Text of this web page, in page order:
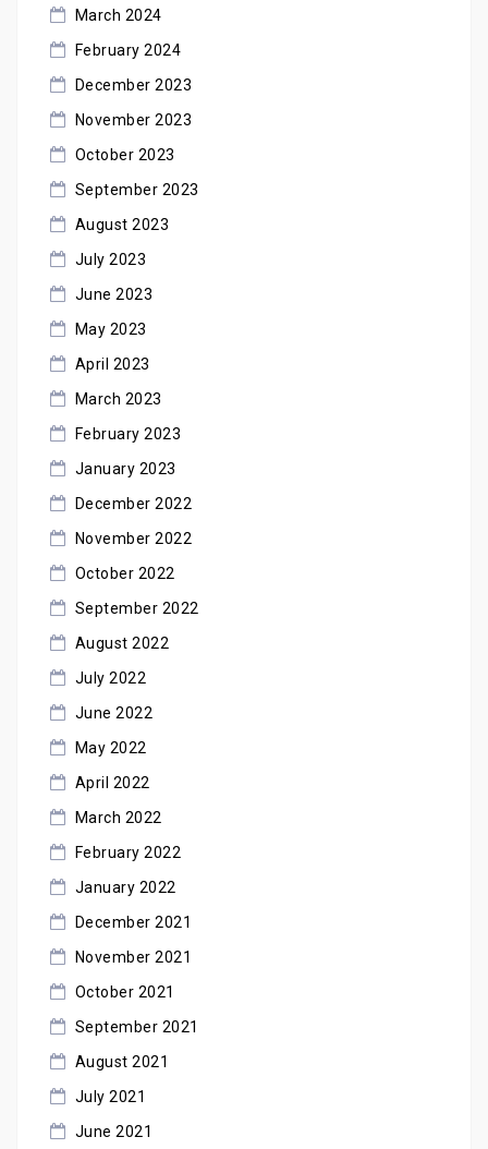
March 2024
February 2024
December 2023
November 2023
October 2023
September 2023
August 2023
July 2023
June 2023
May 2023
April 2023
March 2023
February 2023
January 2023
December 2022
November 2022
October 2022
September 2022
August 2022
July 2022
June 2022
May 2022
April 2022
March 2022
February 2022
January 2022
December 2021
November 2021
October 2021
September 2021
August 2021
July 2021
June 2021